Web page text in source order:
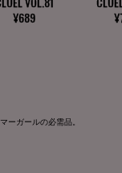
ーガールの必需品。